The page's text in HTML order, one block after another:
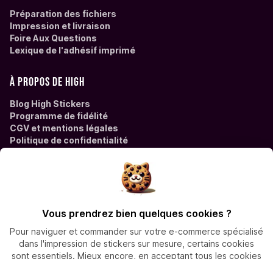
Vous prendrez bien quelques cookies ?
Pour naviguer et commander sur votre e-commerce spécialisé
dans l'impression de stickers sur mesure, certains cookies
sont essentiels. Mieux encore, en acceptant tous les cookies
Préparation des fichiers
Impression et livraison
Foire Aux Questions
Lexique de l'adhésif imprimé
À propos de High
Blog High Stickers
Programme de fidélité
CGV et mentions légales
Politique de confidentialité
contact@high-stickers.com
Virement